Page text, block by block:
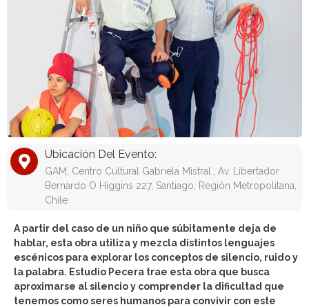
Ubicación Del Evento:
GAM, Centro Cultural Gabriela Mistral., Av. Libertador
Bernardo O Higgins 227, Santiago, Región Metropolitana,
Chile
A partir del caso de un niño que súbitamente deja de
hablar, esta obra utiliza y mezcla distintos lenguajes
escénicos para explorar los conceptos de silencio, ruido y
la palabra. Estudio Pecera trae esta obra que busca
aproximarse al silencio y comprender la dificultad que
tenemos como seres humanos para convivir con este